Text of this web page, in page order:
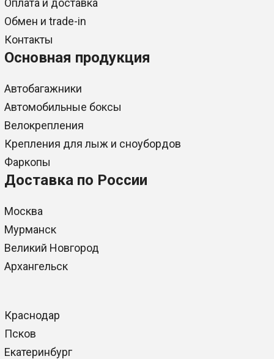
Оплата и доставка
Обмен и trade-in
Контакты
Основная продукция
Автобагажники
Автомобильные боксы
Велокрепления
Крепления для лыж и сноубордов
Фаркопы
Доставка по России
Москва
Мурманск
Великий Новгород
Архангельск
Краснодар
Псков
Екатеринбург